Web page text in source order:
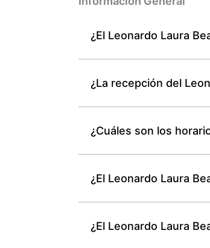
¿El Leonardo Laura
¿La recepción del
¿Cuáles son los
¿El Leonardo Laura
¿El Leonardo Laura